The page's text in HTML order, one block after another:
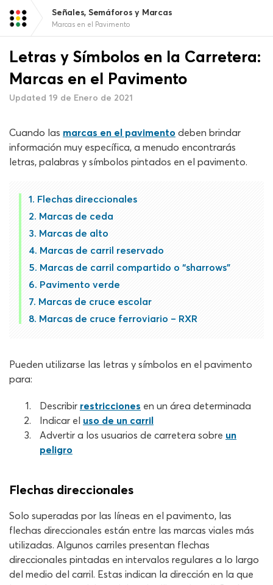
Señales, Semáforos y Marcas
Marcas en el Pavimento
Letras y Símbolos en la Carretera:
Marcas en el Pavimento
Updated 19 de Enero de 2021
Cuando las marcas en el pavimento deben brindar
información muy específica, a menudo encontrarás
letras, palabras y símbolos pintados en el pavimento.
Flechas direccionales
Marcas de ceda
Marcas de alto
Marcas de carril reservado
Marcas de carril compartido o “sharrows”
Pavimento verde
Marcas de cruce escolar
Marcas de cruce ferroviario – RXR
Pueden utilizarse las letras y símbolos en el pavimento
para:
Describir restricciones en un área determinada
Indicar el uso de un carril
Advertir a los usuarios de carretera sobre un
peligro
Flechas direccionales
Solo superadas por las líneas en el pavimento, las
flechas direccionales están entre las marcas viales más
utilizadas. Algunos carriles presentan flechas
direccionales pintadas en intervalos regulares a lo largo
del medio del carril. Estas indican la dirección en la que